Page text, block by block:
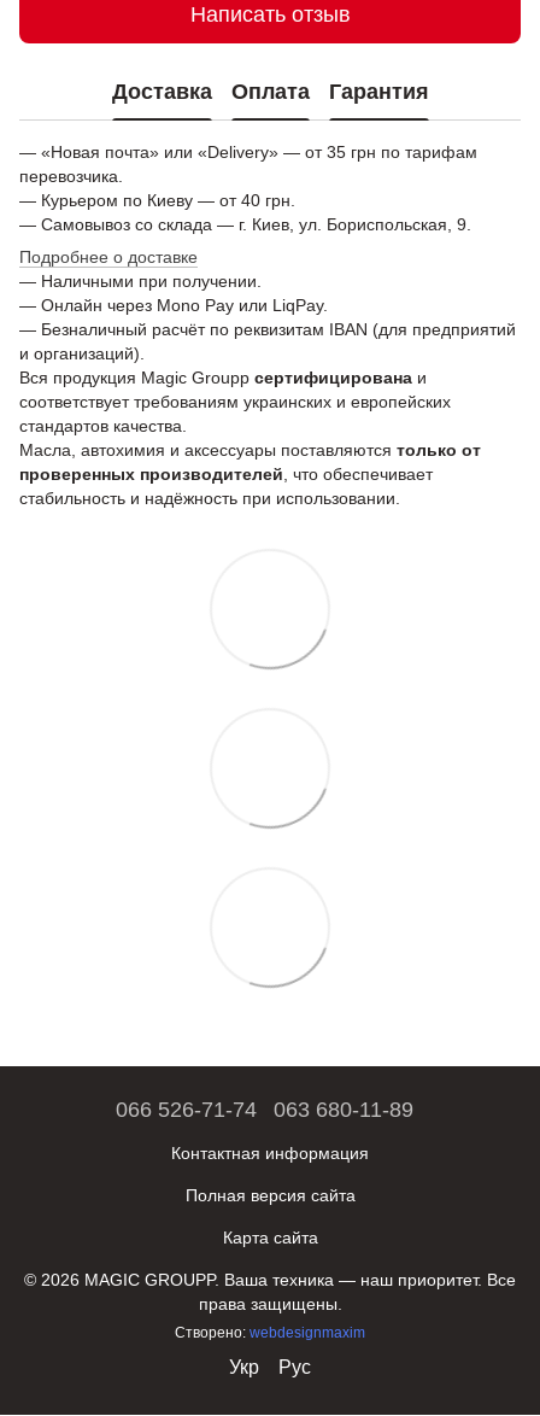
Написать отзыв
Доставка Оплата Гарантия
— «Новая почта» или «Delivery» — от 35 грн по тарифам
перевозчика.
— Курьером по Киеву — от 40 грн.
— Самовывоз со склада — г. Киев, ул. Бориспольская, 9.
Подробнее о доставке
— Наличными при получении.
— Онлайн через Mono Pay или LiqPay.
— Безналичный расчёт по реквизитам IBAN (для предприятий
и организаций).
Вся продукция Magic Groupp сертифицирована и
соответствует требованиям украинских и европейских
стандартов качества.
Масла, автохимия и аксессуары поставляются только от
проверенных производителей, что обеспечивает
стабильность и надёжность при использовании.
066 526-71-74 063 680-11-89
Контактная информация
Полная версия сайта
Карта сайта
© 2026 MAGIC GROUPP. Ваша техника — наш приоритет. Все
права защищены.
Створено: webdesignmaxim
Укр Рус